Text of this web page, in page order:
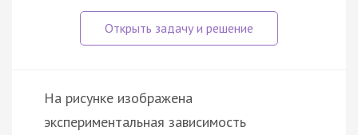
На рисунке изображена
экспериментальная зависимость